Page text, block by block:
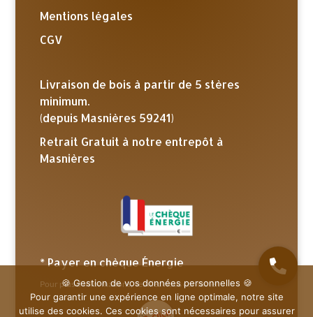
Mentions légales
CGV
Livraison de bois à partir de 5 stères
minimum.
(depuis Masnières 59241)
Retrait Gratuit à notre entrepôt à
Masnières
* Payer en chèque Énergie
Pour plus d’informations, veuillez nous contacter.
🍪 Gestion de vos données personnelles 🍪
Pour garantir une expérience en ligne optimale, notre site
utilise des cookies. Ces cookies sont nécessaires pour assurer